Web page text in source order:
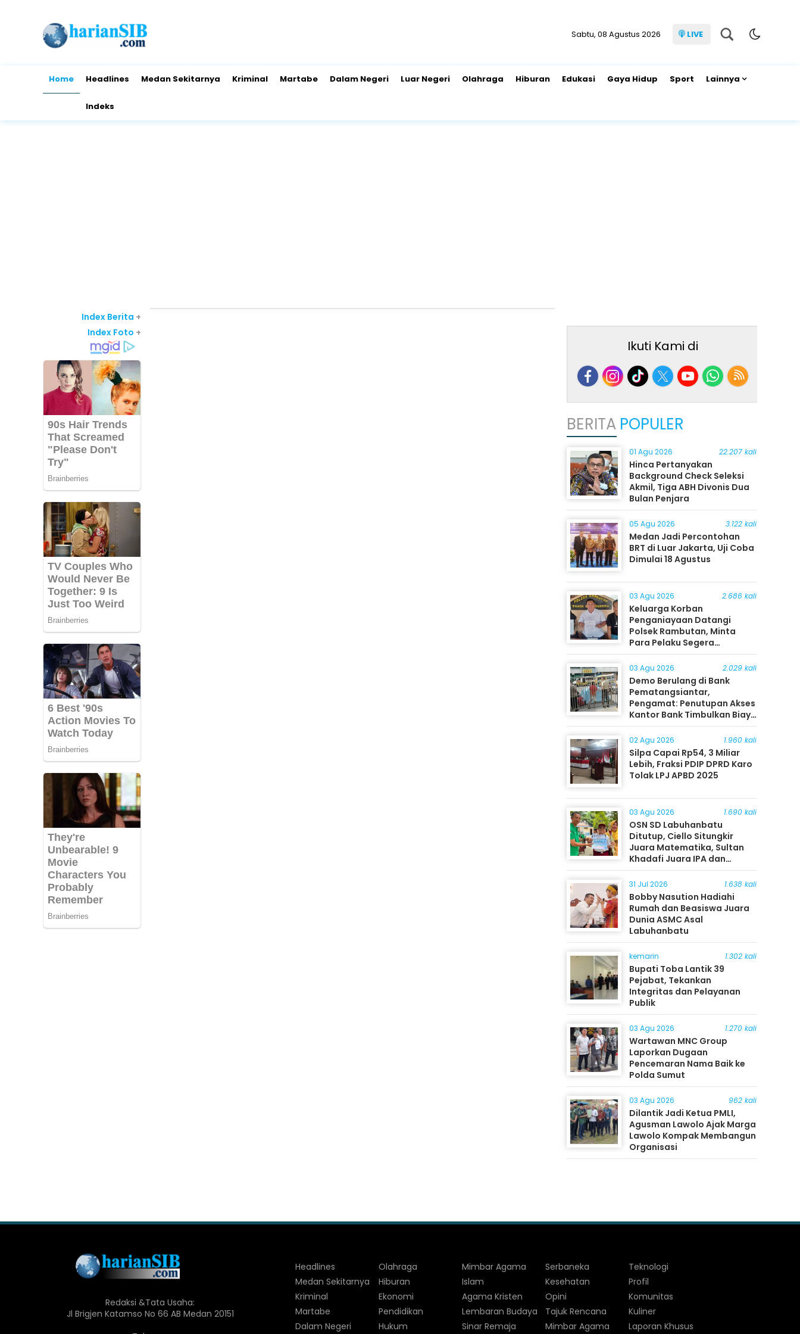
Sabtu, 08 Agustus 2026 LIVE
Home Headlines Medan Sekitarnya Kriminal Martabe Dalam Negeri Luar Negeri Olahraga Hiburan Edukasi Gaya Hidup Sport Lainnya
Indeks
Index Berita +
Index Foto +
Ikuti Kami di
BERITA POPULER
01 Agu 2026 22.207 kali
Hinca Pertanyakan
Background Check Seleksi
Akmil, Tiga ABH Divonis Dua
Bulan Penjara
05 Agu 2026 3.122 kali
Medan Jadi Percontohan
BRT di Luar Jakarta, Uji Coba
Dimulai 18 Agustus
03 Agu 2026 2.686 kali
Keluarga Korban
Penganiayaan Datangi
Polsek Rambutan, Minta
Para Pelaku Segera
Ditangkap
03 Agu 2026 2.029 kali
Demo Berulang di Bank
Pematangsiantar,
Pengamat: Penutupan Akses
Kantor Bank Timbulkan Biaya
Ekonomi bagi Masyarakat
02 Agu 2026 1.960 kali
Silpa Capai Rp54, 3 Miliar
Lebih, Fraksi PDIP DPRD Karo
Tolak LPJ APBD 2025
03 Agu 2026 1.690 kali
OSN SD Labuhanbatu
Ditutup, Ciello Situngkir
Juara Matematika, Sultan
Khadafi Juara IPA dan
Timothy Rangkuti Juara IPS
31 Jul 2026 1.638 kali
Bobby Nasution Hadiahi
Rumah dan Beasiswa Juara
Dunia ASMC Asal
Labuhanbatu
kemarin 1.302 kali
Bupati Toba Lantik 39
Pejabat, Tekankan
Integritas dan Pelayanan
Publik
03 Agu 2026 1.270 kali
Wartawan MNC Group
Laporkan Dugaan
Pencemaran Nama Baik ke
Polda Sumut
03 Agu 2026 962 kali
Dilantik Jadi Ketua PMLI,
Agusman Lawolo Ajak Marga
Lawolo Kompak Membangun
Organisasi
Redaksi &Tata Usaha:
Jl Brigjen Katamso No 66 AB Medan 20151
Headlines
Medan Sekitarnya
Kriminal
Martabe
Dalam Negeri
Olahraga
Hiburan
Ekonomi
Pendidikan
Hukum
Mimbar Agama
Islam
Agama Kristen
Lembaran Budaya
Sinar Remaja
Serbaneka
Kesehatan
Opini
Tajuk Rencana
Mimbar Agama
Teknologi
Profil
Komunitas
Kuliner
Laporan Khusus